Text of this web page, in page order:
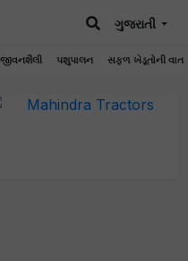
પશુપાલન સફળ ખેડૂતોની વાત
ગુજરાતી